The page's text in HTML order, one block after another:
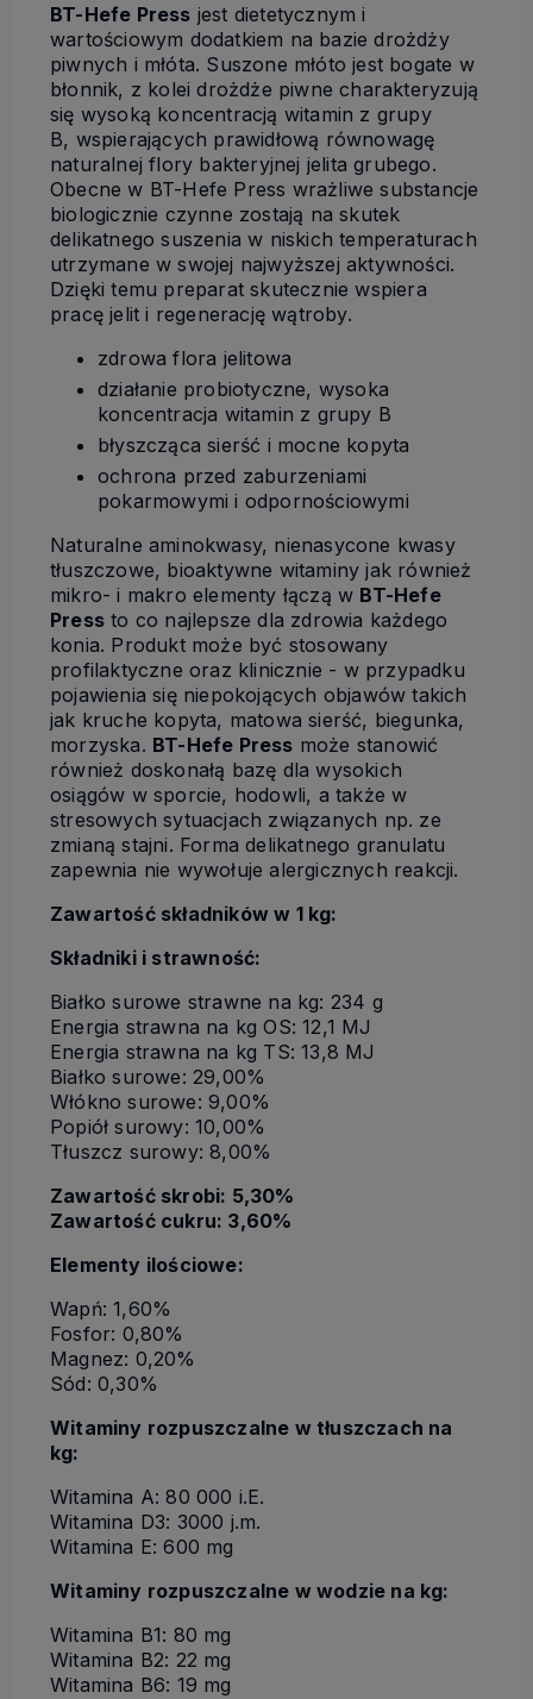
BT-Hefe Press jest dietetycznym i
wartościowym dodatkiem na bazie drożdży
piwnych i młóta. Suszone młóto jest bogate w
błonnik, z kolei drożdże piwne charakteryzują
się wysoką koncentracją witamin z grupy
B, wspierających prawidłową równowagę
naturalnej flory bakteryjnej jelita grubego.
Obecne w BT-Hefe Press wrażliwe substancje
biologicznie czynne zostają na skutek
delikatnego suszenia w niskich temperaturach
utrzymane w swojej najwyższej aktywności.
Dzięki temu preparat skutecznie wspiera
pracę jelit i regenerację wątroby.
zdrowa flora jelitowa
działanie probiotyczne, wysoka
koncentracja witamin z grupy B
błyszcząca sierść i mocne kopyta
ochrona przed zaburzeniami
pokarmowymi i odpornościowymi
Naturalne aminokwasy, nienasycone kwasy
tłuszczowe, bioaktywne witaminy jak również
mikro- i makro elementy łączą w BT-Hefe
Press to co najlepsze dla zdrowia każdego
konia. Produkt może być stosowany
profilaktyczne oraz klinicznie - w przypadku
pojawienia się niepokojących objawów takich
jak kruche kopyta, matowa sierść, biegunka,
morzyska. BT-Hefe Press może stanowić
również doskonałą bazę dla wysokich
osiągów w sporcie, hodowli, a także w
stresowych sytuacjach związanych np. ze
zmianą stajni. Forma delikatnego granulatu
zapewnia nie wywołuje alergicznych reakcji.
Zawartość składników w 1 kg:
Składniki i strawność:
Białko surowe strawne na kg: 234 g
Energia strawna na kg OS: 12,1 MJ
Energia strawna na kg TS: 13,8 MJ
Białko surowe: 29,00%
Włókno surowe: 9,00%
Popiół surowy: 10,00%
Tłuszcz surowy: 8,00%
Zawartość skrobi: 5,30%
Zawartość cukru: 3,60%
Elementy ilościowe:
Wapń: 1,60%
Fosfor: 0,80%
Magnez: 0,20%
Sód: 0,30%
Witaminy rozpuszczalne w tłuszczach na
kg:
Witamina A: 80 000 i.E.
Witamina D3: 3000 j.m.
Witamina E: 600 mg
Witaminy rozpuszczalne w wodzie na kg:
Witamina B1: 80 mg
Witamina B2: 22 mg
Witamina B6: 19 mg